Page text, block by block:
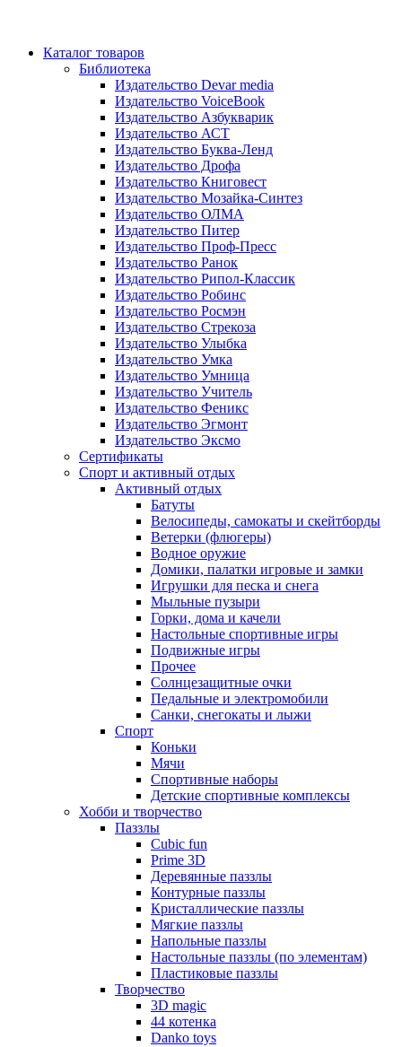
Каталог товаров
Библиотека
Издательство Devar media
Издательство VoiceBook
Издательство Азбукварик
Издательство АСТ
Издательство Буква-Ленд
Издательство Дрофа
Издательство Книговест
Издательство Мозайка-Синтез
Издательство ОЛМА
Издательство Питер
Издательство Проф-Пресс
Издательство Ранок
Издательство Рипол-Классик
Издательство Робинс
Издательство Росмэн
Издательство Стрекоза
Издательство Улыбка
Издательство Умка
Издательство Умница
Издательство Учитель
Издательство Феникс
Издательство Эгмонт
Издательство Эксмо
Сертификаты
Спорт и активный отдых
Активный отдых
Батуты
Велосипеды, самокаты и скейтборды
Ветерки (флюгеры)
Водное оружие
Домики, палатки игровые и замки
Игрушки для песка и снега
Мыльные пузыри
Горки, дома и качели
Настольные спортивные игры
Подвижные игры
Прочее
Солнцезащитные очки
Педальные и электромобили
Санки, снегокаты и лыжи
Спорт
Коньки
Мячи
Спортивные наборы
Детские спортивные комплексы
Хобби и творчество
Паззлы
Cubic fun
Prime 3D
Деревянные паззлы
Контурные паззлы
Кристаллические паззлы
Мягкие паззлы
Напольные паззлы
Настольные паззлы (по элементам)
Пластиковые паззлы
Творчество
3D magic
44 котенка
Danko toys